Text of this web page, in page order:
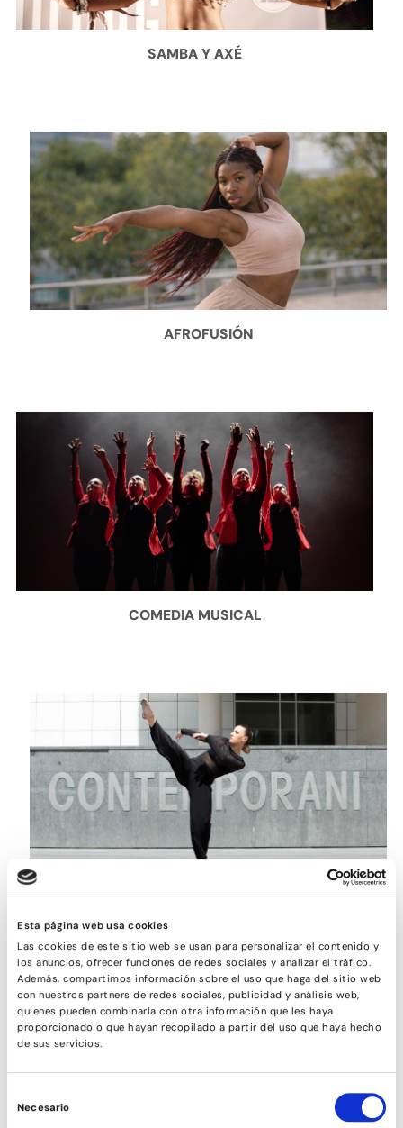
Esta página web usa cookies
Las cookies de este sitio web se usan para personalizar el contenido y
los anuncios, ofrecer funciones de redes sociales y analizar el tráfico.
Además, compartimos información sobre el uso que haga del sitio web
con nuestros partners de redes sociales, publicidad y análisis web,
quienes pueden combinarla con otra información que les haya
proporcionado o que hayan recopilado a partir del uso que haya hecho
de sus servicios.
de
Necesario
SAMBA Y AXÉ
AFROFUSIÓN
COMEDIA MUSICAL
CONTEMPORÁNEO